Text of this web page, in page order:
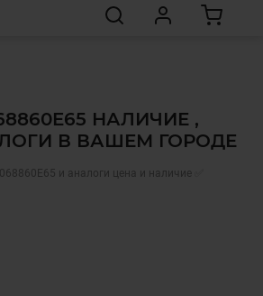
НАЛИЧИЕ ,
В ВАШЕМ ГОРОДЕ
и аналоги цена и наличие ✅